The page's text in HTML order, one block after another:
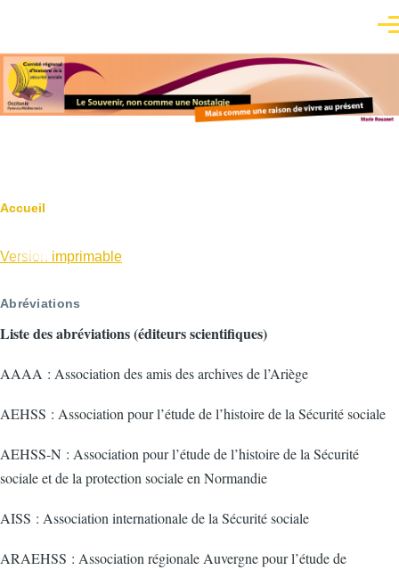
Fil
d'Ariane
Accueil
Version imprimable
Abréviations
Liste des abréviations (éditeurs scientifiques)
AAAA : Association des amis des archives de l’Ariège
AEHSS : Association pour l’étude de l’histoire de la Sécurité sociale
AEHSS-N : Association pour l’étude de l’histoire de la Sécurité
sociale et de la protection sociale en Normandie
AISS : Association internationale de la Sécurité sociale
ARAEHSS : Association régionale Auvergne pour l’étude de